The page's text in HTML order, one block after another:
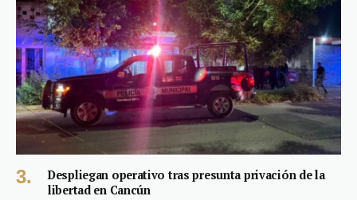
Despliegan operativo tras presunta privación de la
libertad en Cancún